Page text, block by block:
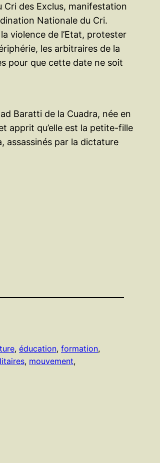
Cri des Exclus, manifestation
Nationale du Cri.
violence de l’Etat, protester
les arbitraires de la
pour que cette date ne soit
Baratti de la Cuadra, née en
apprit qu’elle est la petite-fille
assassinés par la dictature
, éducation, formation
, mouvement